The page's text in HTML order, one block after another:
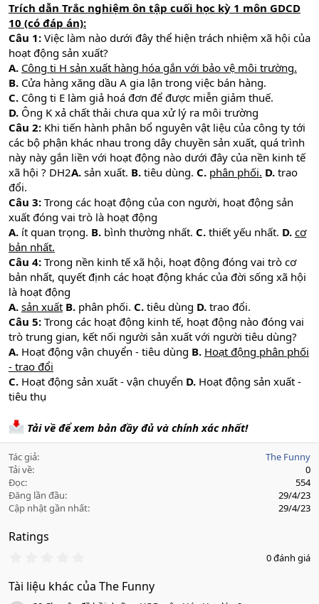
Trích dẫn Trắc nghiệm ôn tập cuối học kỳ 1 môn GDCD
10 (có đáp án):
Câu 1: Việc làm nào dưới đây thể hiện trách nhiệm xã hội của
hoạt động sản xuất?
A. Công ti H sản xuất hàng hóa gắn với bảo vệ môi trường.
B. Cửa hàng xăng dầu A gia lận trong việc bán hàng.
C. Công ti E làm giả hoá đơn để được miễn giảm thuế.
D. Ông K xả chất thải chưa qua xử lý ra môi trường
Câu 2: Khi tiến hành phân bổ nguyên vật liệu của công ty tới
các bộ phận khác nhau trong dây chuyền sản xuất, quá trình
này này gắn liền với hoạt động nào dưới đây của nền kinh tế
xã hội ? DH2A. sản xuất. B. tiêu dùng. C. phân phối. D. trao
đổi.
Câu 3: Trong các hoạt động của con người, hoạt động sản
xuất đóng vai trò là hoạt động
A. ít quan trọng. B. bình thường nhất. C. thiết yếu nhất. D. cơ
bản nhất.
Câu 4: Trong nền kinh tế xã hội, hoạt động đóng vai trò cơ
bản nhất, quyết định các hoạt động khác của đời sống xã hội
là hoạt động
A. sản xuất B. phân phối. C. tiêu dùng D. trao đổi.
Câu 5: Trong các hoạt động kinh tế, hoạt động nào đóng vai
trò trung gian, kết nối người sản xuất với người tiêu dùng?
A. Hoạt động vận chuyển - tiêu dùng B. Hoạt động phân phối
- trao đổi
C. Hoạt động sản xuất - vận chuyển D. Hoạt động sản xuất -
tiêu thụ
Tải về để xem bản đầy đủ và chính xác nhất!
Tác giả
The Funny
Tải về
0
Đọc
554
Đăng lần đầu
29/4/23
Cập nhật gần nhất
29/4/23
Ratings
0
0
s
0 đánh giá
Tài liệu khác của The Funny